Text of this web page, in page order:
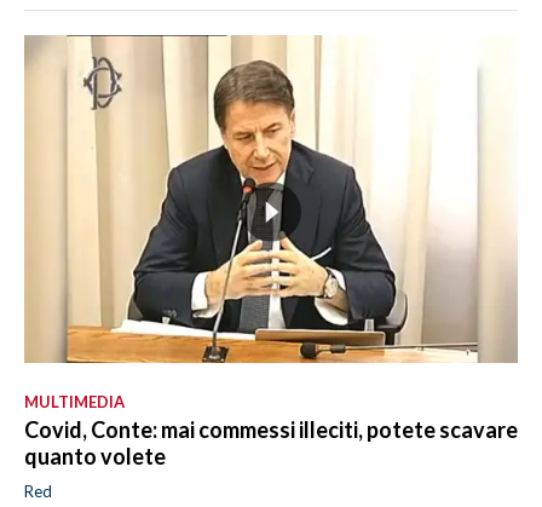
MULTIMEDIA
Covid, Conte: mai commessi illeciti, potete scavare
quanto volete
Red